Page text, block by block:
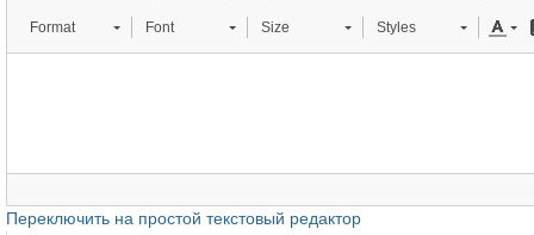
Format Font Size Styles
Переключить на простой текстовый редактор